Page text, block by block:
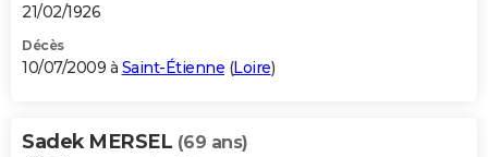
21/02/1926
Décès
10/07/2009 à Saint-Étienne (Loire)
Sadek MERSEL (69 ans)